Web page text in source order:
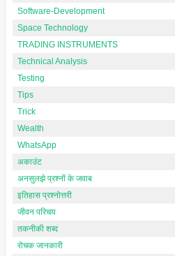
Software-Development
Space Technology
TRADING INSTRUMENTS
Technical Analysis
Testing
Tips
Trick
Wealth
WhatsApp
अकाउंट
अनसुलझे प्रश्नों के जवाब
इतिहास प्रश्नोत्तरी
जीवन परिचय
तकनीकी शब्द
रोचक जानकारी